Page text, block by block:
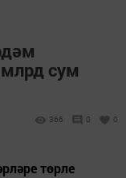
сум
366 0 0
төрле